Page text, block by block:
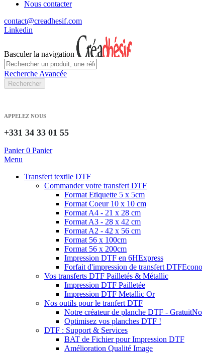
Nous contacter
contact@creadhesif.com
Linkedin
Basculer la navigation
Recherche Avancée
Rechercher
APPELEZ NOUS
+331 34 33 01 55
Panier 0 Panier
Menu
Transfert textile DTF
Commander votre transfert DTF
Format Etiquette 5 x 5cm
Format Coeur 10 x 10 cm
Format A4 - 21 x 28 cm
Format A3 - 28 x 42 cm
Format A2 - 42 x 56 cm
Format 56 x 100cm
Format 56 x 200cm
Impression DTF en 6HExpress
Forfait d'impression de transfert DTF
Vos transferts DTF Pailletés & Métallic
Impression DTF Pailletée
Impression DTF Metallic Or
Nos outils pour le tranfert DTF
Notre créateur de planche DTF - Gratuit
Optimisez vos planches DTF !
DTF : Support & Services
BAT de Fichier pour Impression DTF
Amélioration Qualité Image